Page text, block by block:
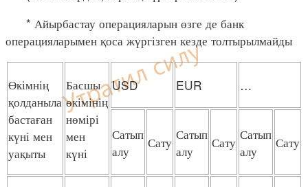
* Айырбастау операцияларын өзге де банк
операцияларымен қоса жүргізген кезде толтырылмайды
Өкімнің
қолданыла
бастаған
күні мен
уақыты
Басшы
өкімінің
нөмірі
мен
күні
USD EUR …
Сатып
алу
Сату Сатып
алу
Сату Сатып
алу
Сату